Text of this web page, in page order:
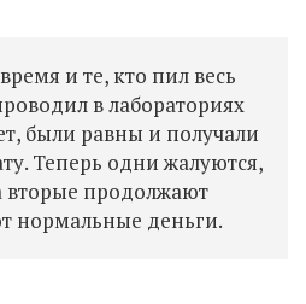
и те, кто пил весь
в лабораториях
были равны и получали
Теперь одни жалуются,
вторые продолжают
нормальные деньги.